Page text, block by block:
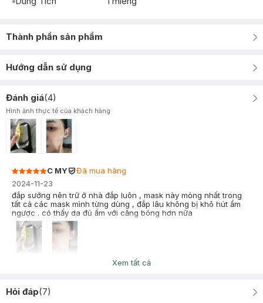
Thành phần sản phẩm
Hướng dẫn sử dụng
Đánh giá(4)
Hình ảnh thực tế của khách hàng
C MY
Đã mua hàng
2024-11-23
đắp sướng nên trữ ở nhà đắp luôn , mask này mỏng nhất trong
tất cả các mask mình từng dùng , đắp lâu không bị khô hút ẩm
ngược . có thấy da đủ ấm với căng bóng hơn nữa
Đã mua hàng
da mình peel image mụn đắp mask này giảm sưng phục hồi tốt,
Xem tất cả
Hỏi đáp(7)